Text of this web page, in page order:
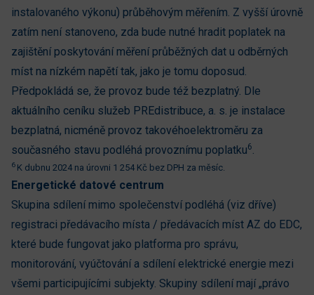
instalovaného výkonu) průběhovým měřením. Z vyšší úrovně
zatím není stanoveno, zda bude nutné hradit poplatek na
zajištění poskytování měření průběžných dat u odběrných
míst na nízkém napětí tak, jako je tomu doposud.
Předpokládá se, že provoz bude též bezplatný. Dle
aktuálního ceníku služeb PREdistribuce, a. s. je instalace
bezplatná, nicméně provoz takovéhoelektroměru za
současného stavu podléhá provoznímu poplatku6.
6K dubnu 2024 na úrovni 1 254 Kč bez DPH za měsíc.
Energetické datové centrum
Skupina sdílení mimo společenství podléhá (viz dříve)
registraci předávacího místa / předávacích míst AZ do EDC,
které bude fungovat jako platforma pro správu,
monitorování, vyúčtování a sdílení elektrické energie mezi
všemi participujícími subjekty. Skupiny sdílení mají „právo